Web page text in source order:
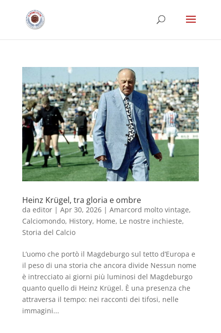
Heinz Krügel, tra gloria e ombre
da editor| Apr 30, 2026| Amarcord molto vintage,
Calciomondo, History, Home, Le nostre inchieste,
Storia del Calcio
L’uomo che portò il Magdeburgo sul tetto d’Europa e
il peso di una storia che ancora divide Nessun nome
è intrecciato ai giorni più luminosi del Magdeburgo
quanto quello di Heinz Krügel. È una presenza che
attraversa il tempo: nei racconti dei tifosi, nelle
immagini...